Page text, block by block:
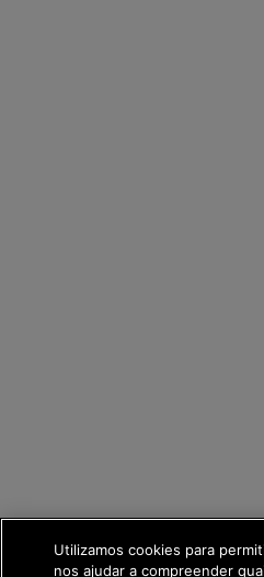
Utilizamos cookies para
nos ajudar a compreender